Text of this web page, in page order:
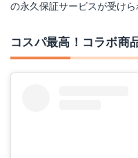
の永久保証サービスが受けら
コスパ最高！コラボ商